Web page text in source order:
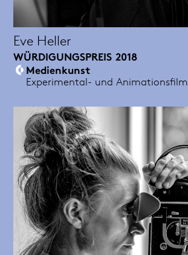
Eve Heller
WÜRDIGUNGSPREIS 2018
Medienkunst
Experimental- und Animationsfilm